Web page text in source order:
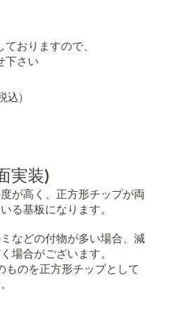
おりますので、
下さい
込)
実装)
が高く、正方形チップが両
る基板になります。
などの付物が多い場合、減
場合がございます。
ものを正方形チップとして